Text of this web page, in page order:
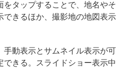
をタップすることで、地名やそ
きるほか、撮影地の地図表示
動表示とサムネイル表示が可
きる。スライドショー表示中